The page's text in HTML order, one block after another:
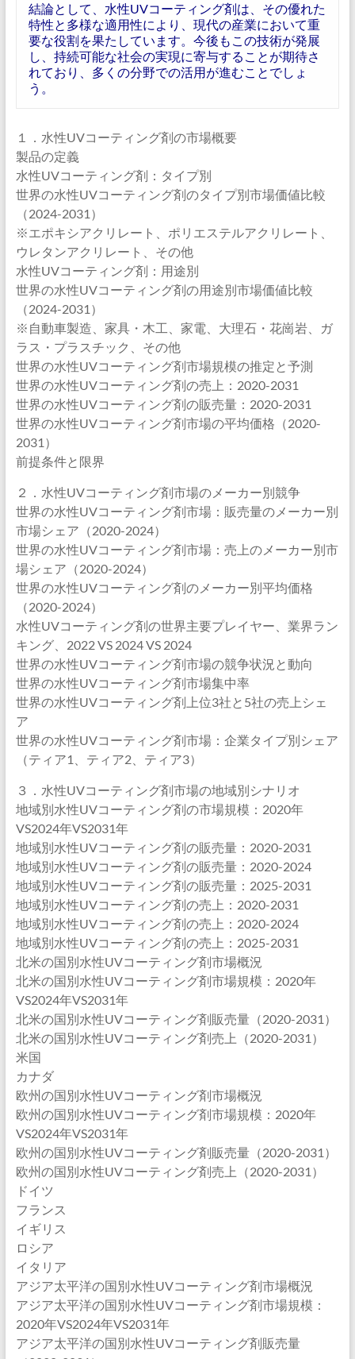
結論として、水性UVコーティング剤は、その優れた
特性と多様な適用性により、現代の産業において重
要な役割を果たしています。今後もこの技術が発展
し、持続可能な社会の実現に寄与することが期待さ
れており、多くの分野での活用が進むことでしょ
う。
１．水性UVコーティング剤の市場概要
製品の定義
水性UVコーティング剤：タイプ別
世界の水性UVコーティング剤のタイプ別市場価値比較
（2024-2031）
※エポキシアクリレート、ポリエステルアクリレート、
ウレタンアクリレート、その他
水性UVコーティング剤：用途別
世界の水性UVコーティング剤の用途別市場価値比較
（2024-2031）
※自動車製造、家具・木工、家電、大理石・花崗岩、ガ
ラス・プラスチック、その他
世界の水性UVコーティング剤市場規模の推定と予測
世界の水性UVコーティング剤の売上：2020-2031
世界の水性UVコーティング剤の販売量：2020-2031
世界の水性UVコーティング剤市場の平均価格（2020-
2031）
前提条件と限界
２．水性UVコーティング剤市場のメーカー別競争
世界の水性UVコーティング剤市場：販売量のメーカー別
市場シェア（2020-2024）
世界の水性UVコーティング剤市場：売上のメーカー別市
場シェア（2020-2024）
世界の水性UVコーティング剤のメーカー別平均価格
（2020-2024）
水性UVコーティング剤の世界主要プレイヤー、業界ラン
キング、2022 VS 2024 VS 2024
世界の水性UVコーティング剤市場の競争状況と動向
世界の水性UVコーティング剤市場集中率
世界の水性UVコーティング剤上位3社と5社の売上シェ
ア
世界の水性UVコーティング剤市場：企業タイプ別シェア
（ティア1、ティア2、ティア3）
３．水性UVコーティング剤市場の地域別シナリオ
地域別水性UVコーティング剤の市場規模：2020年
VS2024年VS2031年
地域別水性UVコーティング剤の販売量：2020-2031
地域別水性UVコーティング剤の販売量：2020-2024
地域別水性UVコーティング剤の販売量：2025-2031
地域別水性UVコーティング剤の売上：2020-2031
地域別水性UVコーティング剤の売上：2020-2024
地域別水性UVコーティング剤の売上：2025-2031
北米の国別水性UVコーティング剤市場概況
北米の国別水性UVコーティング剤市場規模：2020年
VS2024年VS2031年
北米の国別水性UVコーティング剤販売量（2020-2031）
北米の国別水性UVコーティング剤売上（2020-2031）
米国
カナダ
欧州の国別水性UVコーティング剤市場概況
欧州の国別水性UVコーティング剤市場規模：2020年
VS2024年VS2031年
欧州の国別水性UVコーティング剤販売量（2020-2031）
欧州の国別水性UVコーティング剤売上（2020-2031）
ドイツ
フランス
イギリス
ロシア
イタリア
アジア太平洋の国別水性UVコーティング剤市場概況
アジア太平洋の国別水性UVコーティング剤市場規模：
2020年VS2024年VS2031年
アジア太平洋の国別水性UVコーティング剤販売量